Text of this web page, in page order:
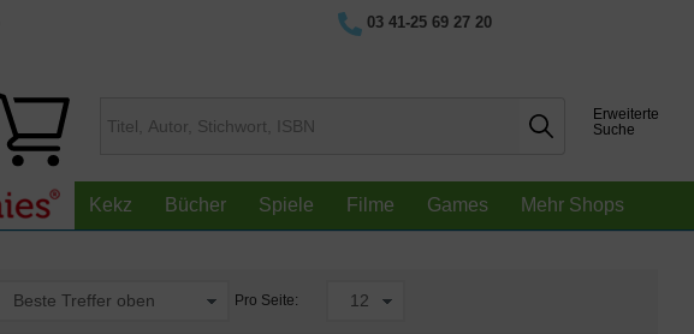
03 41-25 69 27 20
Erweiterte
Suche
Kekz Bücher Spiele Filme Games Mehr Shops
Pro Seite: